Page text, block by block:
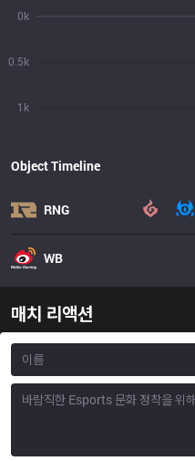
1k
0.5k
0k
Object Timeline
RNG
WB
매치 리액션